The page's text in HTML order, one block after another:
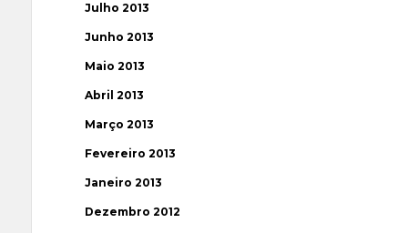
Julho 2013
Junho 2013
Maio 2013
Abril 2013
Março 2013
Fevereiro 2013
Janeiro 2013
Dezembro 2012